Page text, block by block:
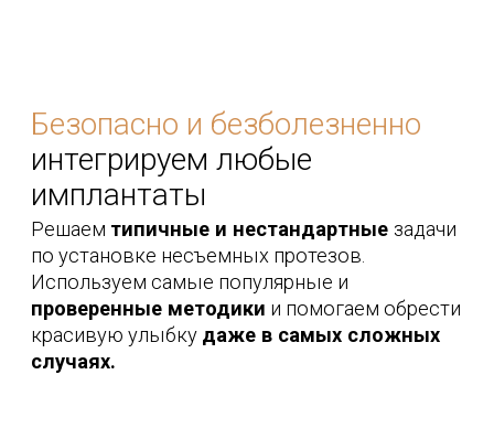
нескольких дней пациент
возвращается к полноценному
общению и комфортному приёму пищи.
Преимущества протезов
на имплантатах